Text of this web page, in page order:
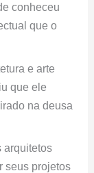
conheceu
que o
e arte
que ele
na deusa
arquitetos
seus projetos